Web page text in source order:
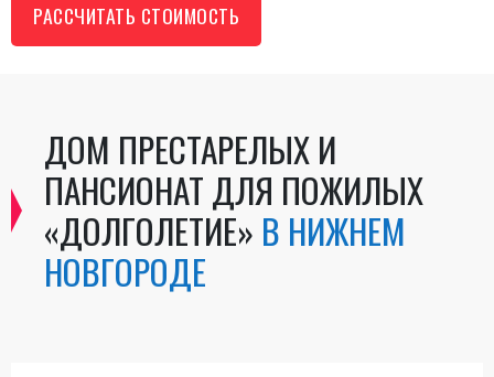
РАССЧИТАТЬ СТОИМОСТЬ
ДОМ ПРЕСТАРЕЛЫХ И
ПАНСИОНАТ ДЛЯ ПОЖИЛЫХ
«ДОЛГОЛЕТИЕ» В НИЖНЕМ
НОВГОРОДЕ